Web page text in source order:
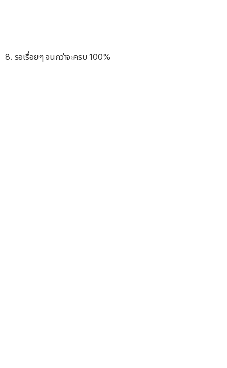
8. รอเรื่อยๆ จนกว่าจะครบ 100%